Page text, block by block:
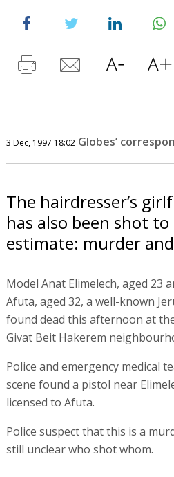
3 Dec, 1997 18:02 Globes’
The hairdresser’s
has also been shot
estimate: murder
Model Anat Elimelech, aged 23
Afuta, aged 32, a well-known
found dead this afternoon at
Givat Beit Hakerem
Police and emergency medical
scene found a pistol near
licensed to Afuta.
Police suspect that this is a
still unclear who shot whom.